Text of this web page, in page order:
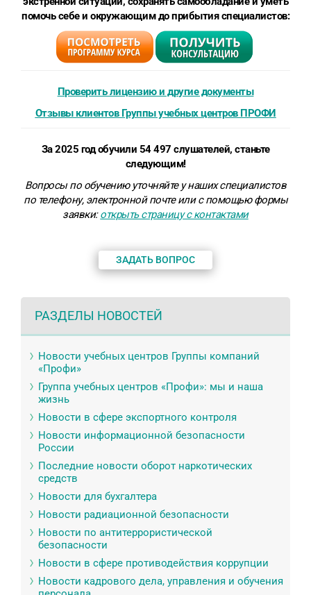
помочь себе и окружающим до прибытия специалистов:
Проверить лицензию и другие документы
Отзывы клиентов Группы учебных центров ПРОФИ
За 2025 год обучили 54 497 слушателей, станьте
следующим!
Вопросы по обучению уточняйте у наших специалистов
по телефону, электронной почте илис помощью формы
заявки:открыть страницу с контактами
ЗАДАТЬ ВОПРОС
РАЗДЕЛЫ НОВОСТЕЙ
Новости учебных центров Группы компаний
«Профи»
Группа учебных центров «Профи»: мы и наша
жизнь
Новости в сфере экспортного контроля
Новости информационной безопасности
России
Последние новости оборот наркотических
средств
Новости для бухгалтера
Новости радиационной безопасности
Новости по антитеррористической
безопасности
Новости в сфере противодействия коррупции
Новости кадрового дела, управления и обучения